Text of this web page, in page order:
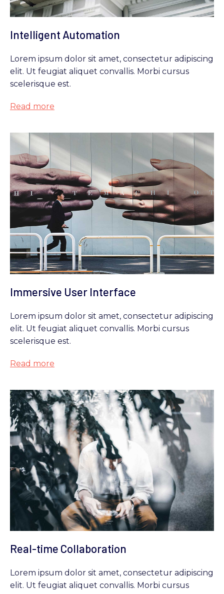
Intelligent Automation
Lorem ipsum dolor sit amet, consectetur adipiscing
elit. Ut feugiat aliquet convallis. Morbi cursus
scelerisque est.
Read more
Immersive User Interface
Lorem ipsum dolor sit amet, consectetur adipiscing
elit. Ut feugiat aliquet convallis. Morbi cursus
scelerisque est.
Read more
Real-time Collaboration
Lorem ipsum dolor sit amet, consectetur adipiscing
elit. Ut feugiat aliquet convallis. Morbi cursus